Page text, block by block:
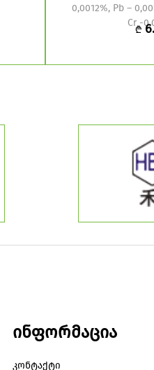
0,0012%, Pb –
Cr -
₾
ინფორმაცია
კონტაქტი